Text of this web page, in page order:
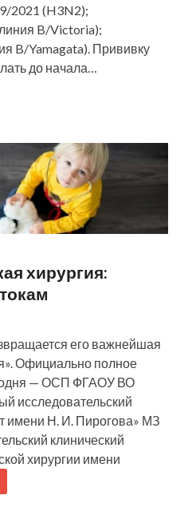
2021 (H3N2);
B/Victoria);
B/Yamagata). Прививку
до начала…
хирургия:
его важнейшая
Официально полное
— ОСП ФГАОУ ВО
исследовательский
имени Н. И. Пирогова» МЗ
клинический
хирургии имени